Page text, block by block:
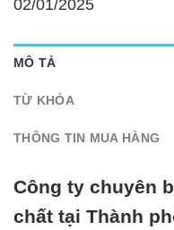
02/01/2025
MÔ TẢ
TỪ KHÓA
THÔNG TIN MUA HÀNG
Công ty chuyên
chất tại Thành